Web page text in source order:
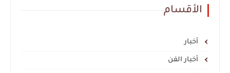
الأقسام
أخبار
أخبار الفن